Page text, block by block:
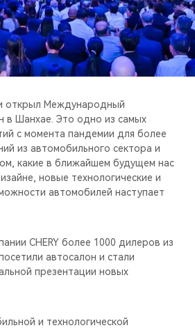
открыл Международный
в Шанхае. Это одно из самых
с момента пандемии для более
из автомобильного сектора и
какие в ближайшем будущем нас
новые технологические и
автомобилей наступает
CHERY более 1000 дилеров из
автосалон и стали
презентации новых
и технологической